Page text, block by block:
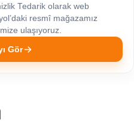
Tedarik olarak web
resmî mağazamız
ulaşıyoruz.
Gör